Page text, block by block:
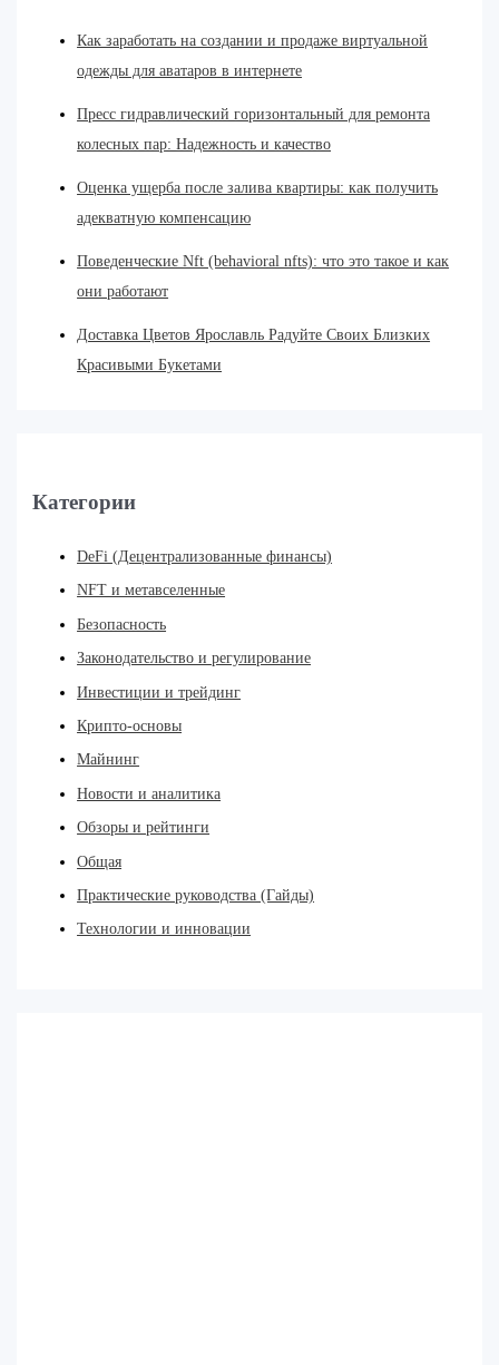
Как заработать на создании и продаже виртуальной
одежды для аватаров в интернете
Пресс гидравлический горизонтальный для ремонта
колесных пар: Надежность и качество
Оценка ущерба после залива квартиры: как получить
адекватную компенсацию
Поведенческие Nft (behavioral nfts): что это такое и как
они работают
Доставка Цветов Ярославль Радуйте Своих Близких
Красивыми Букетами
Категории
DeFi (Децентрализованные финансы)
NFT и метавселенные
Безопасность
Законодательство и регулирование
Инвестиции и трейдинг
Крипто-основы
Майнинг
Новости и аналитика
Обзоры и рейтинги
Общая
Практические руководства (Гайды)
Технологии и инновации